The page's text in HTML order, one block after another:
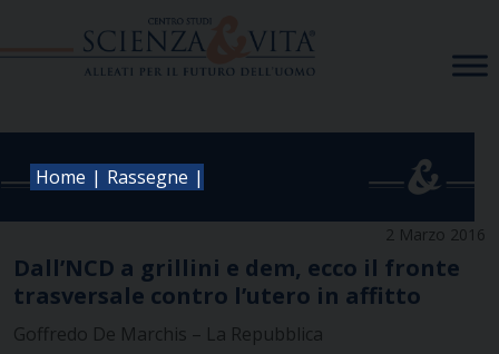
Home | Rassegne |
2 Marzo 2016
Dall’NCD a grillini e dem, ecco il fronte
trasversale contro l’utero in affitto
Goffredo De Marchis – La Repubblica